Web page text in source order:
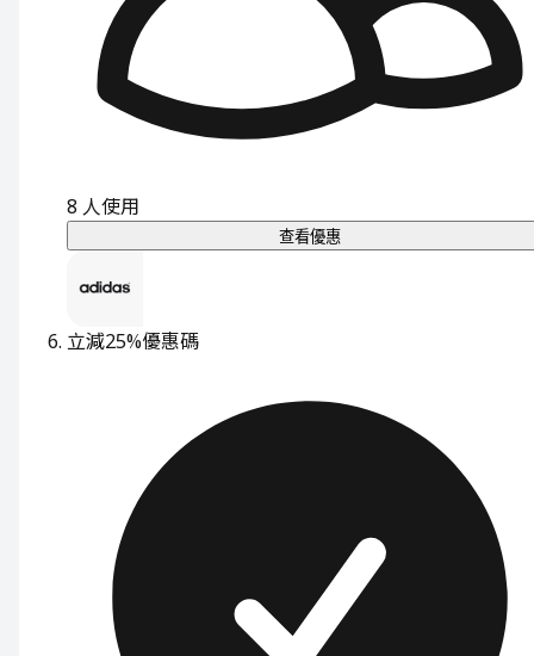
8 人使用
查看優惠
立減25%優惠碼